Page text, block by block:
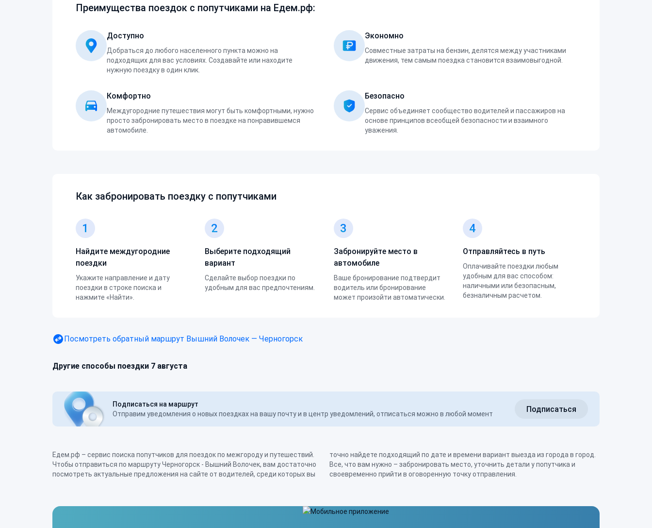
Преимущества поездок с попутчиками на Едем.рф:
Доступно
Добраться до любого населенного пункта можно на
подходящих для вас условиях. Создавайте или находите
нужную поездку в один клик.
Экономно
Совместные затраты на бензин, делятся между участниками
движения, тем самым поездка становится взаимовыгодной.
Комфортно
Междугородние путешествия могут быть комфортными, нужно
просто забронировать место в поездке на понравившемся
автомобиле.
Безопасно
Сервис объединяет сообщество водителей и пассажиров на
основе принципов всеобщей безопасности и взаимного
уважения.
Как забронировать поездку с попутчиками
1
Найдите междугородние
поездки
Укажите направление и дату
поездки в строке поиска и
нажмите «Найти».
2
Выберите подходящий
вариант
Сделайте выбор поездки по
удобным для вас предпочтениям.
3
Забронируйте место в
автомобиле
Ваше бронирование подтвердит
водитель или бронирование
может произойти автоматически.
4
Отправляйтесь в путь
Оплачивайте поездки любым
удобным для вас способом:
наличными или безопасным,
безналичным расчетом.
Посмотреть обратный маршрут Вышний Волочек — Черногорск
Другие способы поездки 7 августа
Подписаться на маршрут
Отправим уведомления о новых поездках на вашу почту и в центр уведомлений, отписаться можно в любой момент
Подписаться
Едем.рф – сервис поиска попутчиков для поездок по межгороду и путешествий.
Чтобы отправиться по маршруту Черногорск - Вышний Волочек, вам достаточно
посмотреть актуальные предложения на сайте от водителей, среди которых вы
точно найдете подходящий по дате и времени вариант выезда из города в город.
Все, что вам нужно – забронировать место, уточнить детали у попутчика и
своевременно прийти в оговоренную точку отправления.